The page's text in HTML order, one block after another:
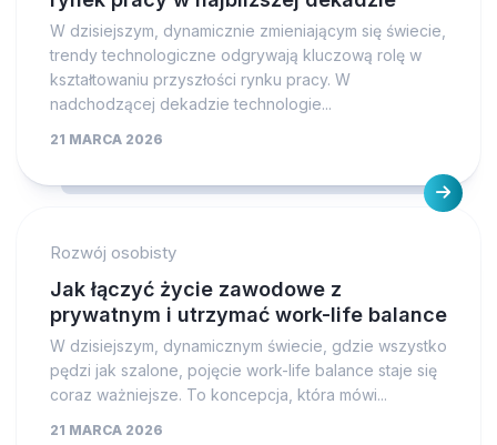
W dzisiejszym, dynamicznie zmieniającym się świecie,
trendy technologiczne odgrywają kluczową rolę w
kształtowaniu przyszłości rynku pracy. W
nadchodzącej dekadzie technologie...
21 MARCA 2026
Rozwój osobisty
Jak łączyć życie zawodowe z
prywatnym i utrzymać work-life balance
W dzisiejszym, dynamicznym świecie, gdzie wszystko
pędzi jak szalone, pojęcie work-life balance staje się
coraz ważniejsze. To koncepcja, która mówi...
21 MARCA 2026